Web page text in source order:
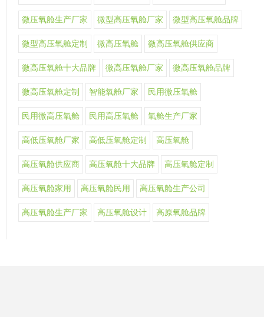
微压氧舱生产厂家 微型高压氧舱厂家 微型高压氧舱品牌
微型高压氧舱定制 微高压氧舱 微高压氧舱供应商
微高压氧舱十大品牌 微高压氧舱厂家 微高压氧舱品牌
微高压氧舱定制 智能氧舱厂家 民用微压氧舱
民用微高压氧舱 民用高压氧舱 氧舱生产厂家
高低压氧舱厂家 高低压氧舱定制 高压氧舱
高压氧舱供应商 高压氧舱十大品牌 高压氧舱定制
高压氧舱家用 高压氧舱民用 高压氧舱生产公司
高压氧舱生产厂家 高压氧舱设计 高原氧舱品牌